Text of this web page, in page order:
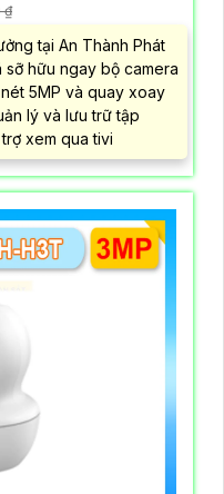
₫
tại An Thành Phát
sỡ hữu ngay bộ camera
5MP và quay xoay
lý và lưu trữ tập
xem qua tivi